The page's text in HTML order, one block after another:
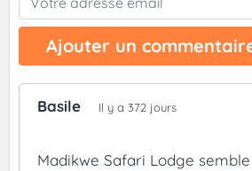
Ajouter un
Basile Il y a 372 jours
Madikwe Safari Lodge